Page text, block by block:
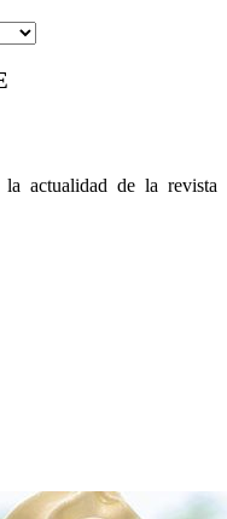
actualidad de la revista